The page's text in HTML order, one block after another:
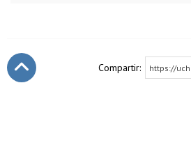
Compartir: https://